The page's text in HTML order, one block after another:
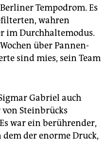
Tempodrom. Es
wahren
im Durchhaltemodus.
über Pannen-
sind mies, sein Team
Gabriel auch
Steinbrücks
war ein berührender,
der enorme Druck,